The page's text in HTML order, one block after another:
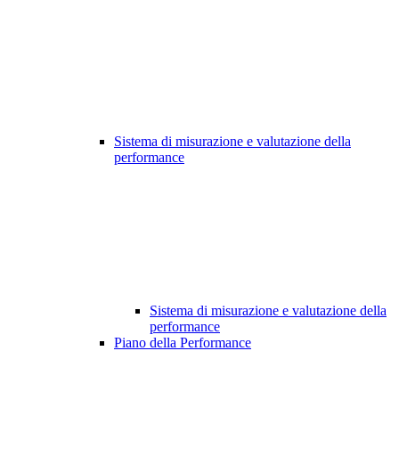
Sistema di misurazione e valutazione della
performance
Sistema di misurazione e valutazione della
performance
Piano della Performance